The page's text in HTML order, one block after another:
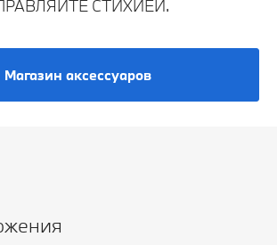
СТИХИЕЙ.
Магазин аксессуаров